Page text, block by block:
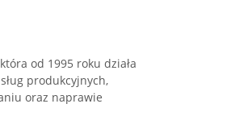
od 1995 roku działa
produkcyjnych,
oraz naprawie